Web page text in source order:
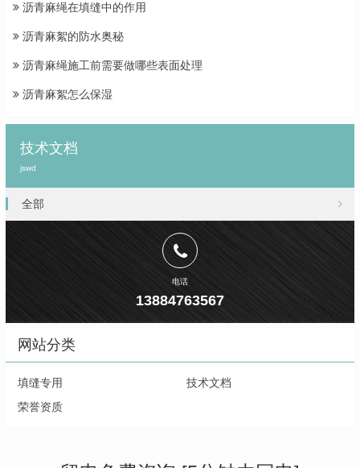
沥青麻绳在填缝中的作用
沥青麻絮的防水奥秘
沥青麻绳施工前需要做哪些表面处理
沥青麻絮怎么保湿
技术文档
jswd
全部
电话
13884763567
网站分类
填缝专用
技术文档
荣誉资质